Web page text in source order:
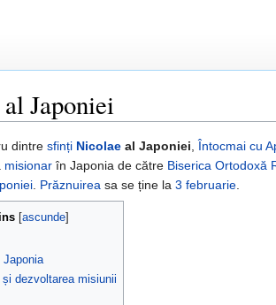
Japoniei
dintre sfinți Nicolae al Japoniei, Întocmai cu
misionar în Japonia de către Biserica Ortodoxă
. Prăznuirea sa se ține la 3 februarie.
[ ascunde]
Japonia
și dezvoltarea misiunii